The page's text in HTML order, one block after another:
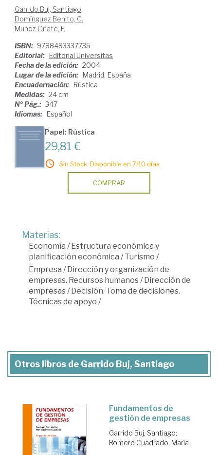
Garrido Buj, Santiago
Domínguez Benito, C.
Muñoz Oñate, F.
ISBN: 9788493337735
Editorial: Editorial Universitas
Fecha de la edición: 2004
Lugar de la edición: Madrid. España
Encuadernación: Rústica
Medidas: 24 cm
Nº Pág.: 347
Idiomas: Español
Papel: Rústica
29,81 €
Sin Stock. Disponible en 7/10 días.
COMPRAR
Materias:
Economía /Estructura económica y
planificación económica /Turismo /
Empresa /Dirección y organización de
empresas. Recursos humanos /Dirección de
empresas /Decisión. Toma de decisiones.
Técnicas de apoyo /
Otros libros de Garrido Buj, Santiago
Fundamentos de
gestión de empresas
Garrido Buj, Santiago;
Romero Cuadrado, María